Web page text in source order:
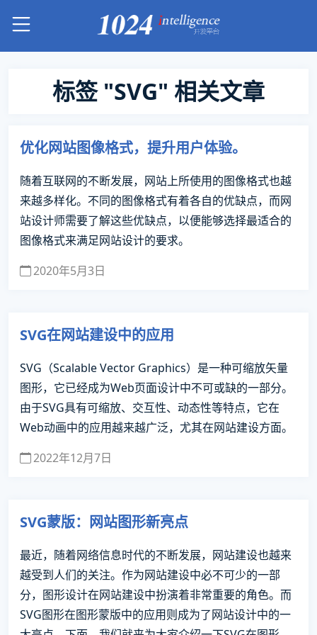
标签 "SVG" 相关文章
优化网站图像格式，提升用户体验。
随着互联网的不断发展，网站上所使用的图像格式也越
来越多样化。不同的图像格式有着各自的优缺点，而网
站设计师需要了解这些优缺点，以便能够选择最适合的
图像格式来满足网站设计的要求。
2020年5月3日
SVG在网站建设中的应用
SVG（Scalable Vector Graphics）是一种可缩放矢量
图形，它已经成为Web页面设计中不可或缺的一部分。
由于SVG具有可缩放、交互性、动态性等特点，它在
Web动画中的应用越来越广泛，尤其在网站建设方面。
2022年12月7日
SVG蒙版：网站图形新亮点
最近，随着网络信息时代的不断发展，网站建设也越来
越受到人们的关注。作为网站建设中必不可少的一部
分，图形设计在网站建设中扮演着非常重要的角色。而
SVG图形在图形蒙版中的应用则成为了网站设计中的一